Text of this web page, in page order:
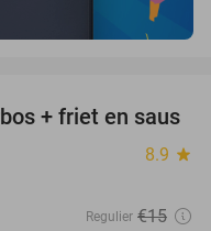
37%
+ friet en saus
8.9 star
Regulier €15